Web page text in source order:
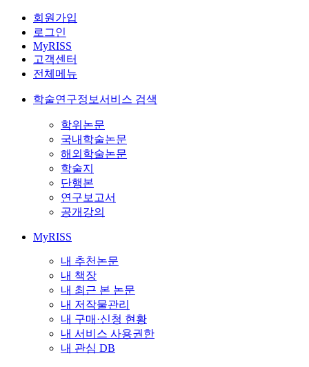
회원가입
로그인
MyRISS
고객센터
전체메뉴
학술연구정보서비스 검색
학위논문
국내학술논문
해외학술논문
학술지
단행본
연구보고서
공개강의
MyRISS
내 추천논문
내 책장
내 최근 본 논문
내 저작물관리
내 구매·신청 현황
내 서비스 사용권한
내 관심 DB